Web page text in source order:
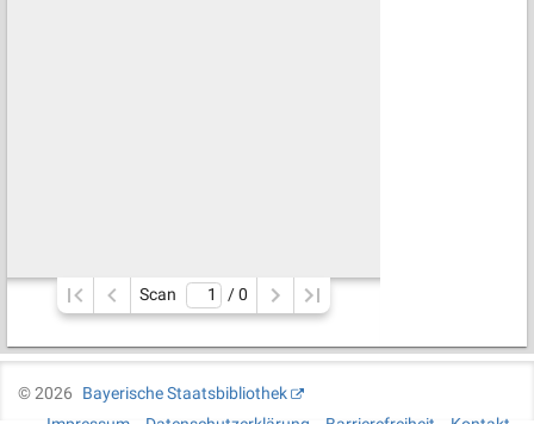
Scan / 0
©2026
Bayerische Staatsbibliothek